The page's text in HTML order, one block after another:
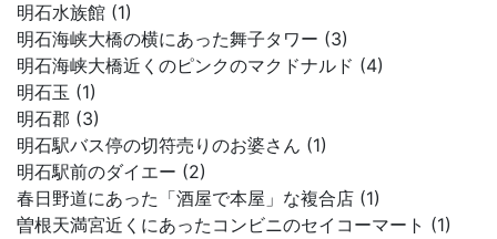
明石水族館 (1)
明石海峡大橋の横にあった舞子タワー (3)
明石海峡大橋近くのピンクのマクドナルド (4)
明石玉 (1)
明石郡 (3)
明石駅バス停の切符売りのお婆さん (1)
明石駅前のダイエー (2)
春日野道にあった「酒屋で本屋」な複合店 (1)
曽根天満宮近くにあったコンビニのセイコーマート (1)